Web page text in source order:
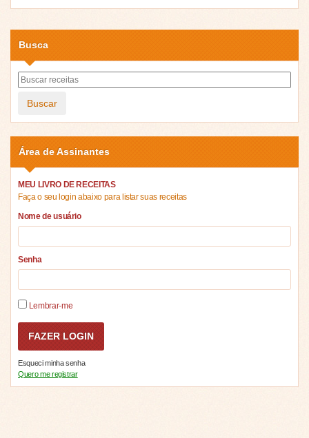
Busca
Buscar
Área de Assinantes
MEU LIVRO DE RECEITAS
Faça o seu login abaixo para listar suas receitas
Nome de usuário
Senha
Lembrar-me
Esqueci minha senha
Quero me registrar